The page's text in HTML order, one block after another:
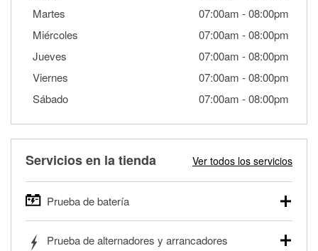
Martes
07:00am -08:00pm
Miércoles
07:00am -08:00pm
Jueves
07:00am -08:00pm
Viernes
07:00am -08:00pm
Sábado
07:00am -08:00pm
Servicios en la tienda Ver todos los servicios
Prueba de batería
autos, camionetas, SUVs, vehículos comerciales y
Prueba de alternadores y arrancadores